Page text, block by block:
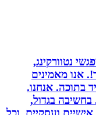
מאמינים
אנחנו.
בגדול,